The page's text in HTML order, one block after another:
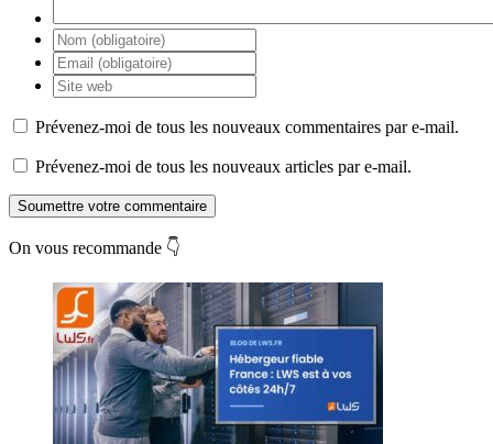
Prévenez-moi de tous les nouveaux commentaires par e-mail.
Prévenez-moi de tous les nouveaux articles par e-mail.
Soumettre votre commentaire
On vous recommande 👇